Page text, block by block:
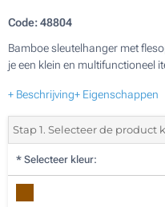
Code:48804
Bamboe sleutelhanger met
je een klein en multifunctioneel
+ Beschrijving+ Eigenschappen
Stap 1. Selecteer de product
* Selecteer kleur: